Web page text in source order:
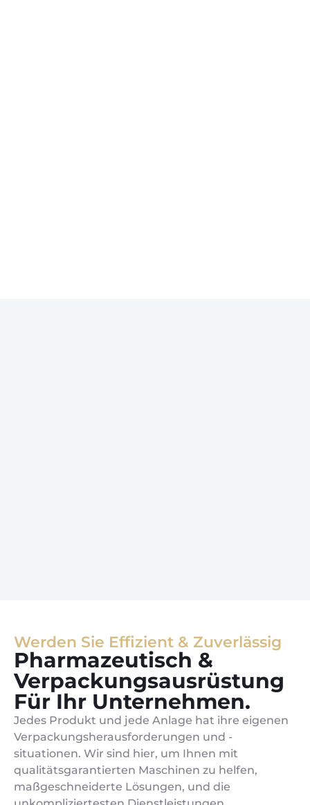
Werden Sie Effizient & Zuverlässig
Pharmazeutisch &
Verpackungsausrüstung
Für Ihr Unternehmen.
Jedes Produkt und jede Anlage hat ihre eigenen
Verpackungsherausforderungen und -
situationen. Wir sind hier, um Ihnen mit
qualitätsgarantierten Maschinen zu helfen,
maßgeschneiderte Lösungen, und die